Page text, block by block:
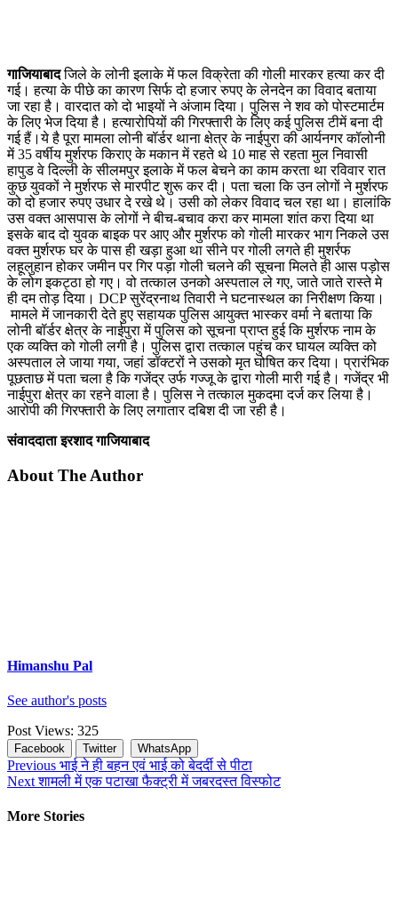
गाजियाबादजिले के लोनी इलाके में फल विक्रेता की गोली मारकर हत्या कर दी
गई। हत्या के पीछे का कारण सिर्फ दो हजार रुपए के लेनदेन का विवाद बताया
जा रहा है। वारदात को दो भाइयों ने अंजाम दिया। पुलिस ने शव को पोस्टमार्टम
के लिए भेज दिया है। हत्यारोपियों की गिरफ्तारी के लिए कई पुलिस टीमें बना दी
गई हैं।ये है पूरा मामला लोनी बॉर्डर थाना क्षेत्र के नाईपुरा की आर्यनगर कॉलोनी
में 35 वर्षीय मुर्शरफ किराए के मकान में रहते थे 10 माह से रहता मुल निवासी
हापुड वे दिल्ली के सीलमपुर इलाके में फल बेचने का काम करता था रविवार रात
कुछ युवकों ने मुर्शरफ से मारपीट शुरू कर दी। पता चला कि उन लोगों ने मुर्शरफ
को दो हजार रुपए उधार दे रखे थे। उसी को लेकर विवाद चल रहा था। हालांकि
उस वक्त आसपास के लोगों ने बीच-बचाव करा कर मामला शांत करा दिया था
इसके बाद दो युवक बाइक पर आए और मुर्शरफ को गोली मारकर भाग निकले उस
वक्त मुर्शरफ घर के पास ही खड़ा हुआ था सीने पर गोली लगते ही मुशर्रफ
लहूलुहान होकर जमीन पर गिर पड़ा गोली चलने की सूचना मिलते ही आस पड़ोस
के लोग इकट्ठा हो गए। वो तत्काल उनको अस्पताल ले गए, जाते जाते रास्ते मे
ही दम तोड़ दिया। DCP सुरेंद्रनाथ तिवारी ने घटनास्थल का निरीक्षण किया।
मामले में जानकारी देते हुए सहायक पुलिस आयुक्त भास्कर वर्मा ने बताया कि
लोनी बॉर्डर क्षेत्र के नाईपुरा में पुलिस को सूचना प्राप्त हुई कि मुर्शरफ नाम के
एक व्यक्ति को गोली लगी है। पुलिस द्वारा तत्काल पहुंच कर घायल व्यक्ति को
अस्पताल ले जाया गया, जहां डॉक्टरों ने उसको मृत घोषित कर दिया। प्रारंभिक
पूछताछ में पता चला है कि गजेंद्र उर्फ गज्जू के द्वारा गोली मारी गई है। गजेंद्र भी
नाईपुरा क्षेत्र का रहने वाला है। पुलिस ने तत्काल मुकदमा दर्ज कर लिया है।
आरोपी की गिरफ्तारी के लिए लगातार दबिश दी जा रही है।
संवाददाता इरशाद गाजियाबाद
About The Author
Himanshu Pal
See author's posts
Post Views: 325
Facebook Twitter WhatsApp
Continue
Reading
Previous भाई ने ही बहन एवं भाई को बेदर्दी से पीटा
Nextशामली में एक पटाखा फैक्ट्री में जबरदस्त विस्फोट
More Stories